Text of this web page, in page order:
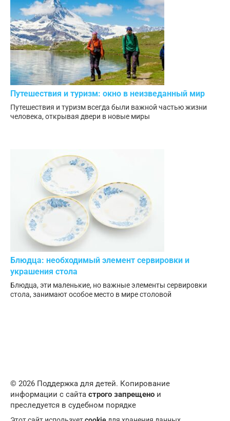
Путешествия и туризм: окно в неизведанный мир
Путешествия и туризм всегда были важной частью жизни
человека, открывая двери в новые миры
Блюдца: необходимый элемент сервировки и
украшения стола
Блюдца, эти маленькие, но важные элементы сервировки
стола, занимают особое место в мире столовой
© 2026 Поддержка для детей. Копирование
информации с сайта строго запрещено и
преследуется в судебном порядке